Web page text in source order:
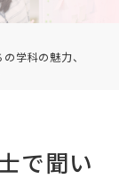
学科の魅力、
で聞い